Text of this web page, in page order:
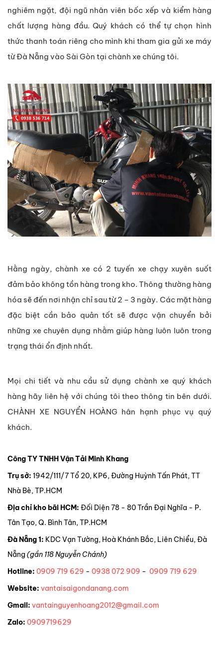
nghiêm ngặt, đội ngũ nhân viên bốc xếp và kiểm hàng
chất lượng hàng đầu. Quý khách có thể tự chọn hình
thức thanh toán riêng cho mình khi tham gia gửi xe máy
từ Đà Nẵng vào Sài Gòn tại chành xe chúng tôi.
Hằng ngày, chành xe có 2 tuyến xe chạy xuyên suốt
đảm bảo không tồn hàng trong kho. Thông thường hàng
hóa sẽ đến nơi nhận chỉ sau từ 2 – 3 ngày. Các mặt hàng
đặc biệt cần bảo quản tốt sẽ được vận chuyển bởi
những xe chuyên dụng nhằm giúp hàng luôn luôn trong
trạng thái ổn định nhất.
Mọi chi tiết và nhu cầu sử dụng chành xe quý khách
hàng hãy liên hệ với chúng tôi theo thông tin bên dưới.
CHÀNH XE NGUYỂN HOÀNG hân hạnh phục vụ quý
khách.
Công TY TNHH Vận Tải Minh Khang
Trụ sở: 1942/111/7 Tổ 20, KP6, Đường Huỳnh Tấn Phát, TT
Nhà Bè, TP.HCM
Địa chỉ kho bãi HCM: Đối Diện 78 - 80 Trần Đại Nghĩa - P.
Tân Tạo, Q. Bình Tân, TP.HCM
Đà Nẵng 1: KDC Vạn Tường, Hoà Khánh Bắc, Liên Chiểu, Đà
Nẵng (gần 118 Nguyễn Chánh)
Hotline: 0909 719 629 - 0938 072 909 - 0909 719 629
Website: vantaisaigondanang.com
Gmail: vantainguyenhoang2012@gmail.com
Zalo: 0909719629